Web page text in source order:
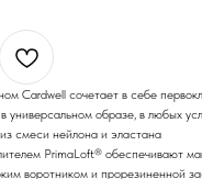
Cardwell сочетает в себе
универсальном образе, в любых
смеси нейлона и эластана
PrimaLoft® обеспечивают
воротником и прорезиненной
Снаряжение
Сумки, баулы
Рюкзаки, несессеры
Фонари
Посохи